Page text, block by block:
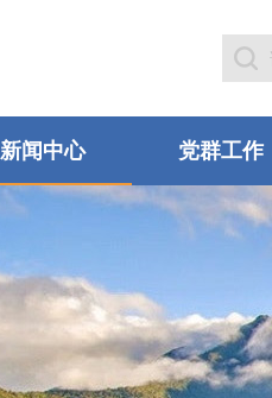
新闻中心 党群工作